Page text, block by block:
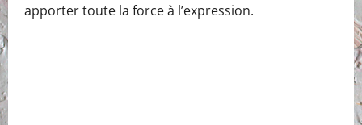
apporter toute la force à l’expression.